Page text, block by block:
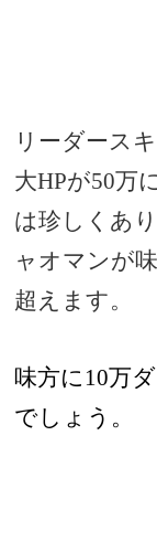
リーダース
大HPが50万
は珍しくあ
ャオマンが
超えます。
味方に10万
でしょう。